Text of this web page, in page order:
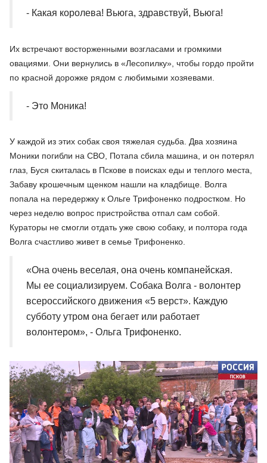
- Какая королева! Вьюга, здравствуй, Вьюга!
Их встречают восторженными возгласами и громкими
овациями. Они вернулись в «Лесопилку», чтобы гордо пройти
по красной дорожке рядом с любимыми хозяевами.
- Это Моника!
У каждой из этих собак своя тяжелая судьба. Два хозяина
Моники погибли на СВО, Потапа сбила машина, и он потерял
глаз, Буся скиталась в Пскове в поисках еды и теплого места,
Забаву крошечным щенком нашли на кладбище. Волга
попала на передержку к Ольге Трифоненко подростком. Но
через неделю вопрос пристройства отпал сам собой.
Кураторы не смогли отдать уже свою собаку, и полтора года
Волга счастливо живет в семье Трифоненко.
«Она очень веселая, она очень компанейская.
Мы ее социализируем. Собака Волга - волонтер
всероссийского движения «5 верст». Каждую
субботу утром она бегает или работает
волонтером», - Ольга Трифоненко.